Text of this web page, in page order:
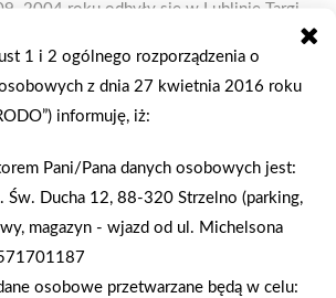
2004 roku odbyły się w Lublinie Targi
- jesień 2004 ". Ponad 120 wystawców
regionu zaprezentowało bogatą ofertę
i usług budowlanych, ale również
gazowych czy
w ten sposób dwie istotne dla
zarówno dla profesjonalistów
indywidualnych. Grupę PSB
z Lublina PT JUNIOR , która tradycyjnie,
handlowej i jesiennej promocji PSB,
1 i 2 ogólnego rozporządzenia o
z dnia 27 kwietnia 2016 roku
informuję, iż:
Pani/Pana danych osobowych jest:
Św. Ducha 12, 88-320 Strzelno (parking,
magazyn - wjazd od ul. Michelsona
osobowe przetwarzane będą w celu: